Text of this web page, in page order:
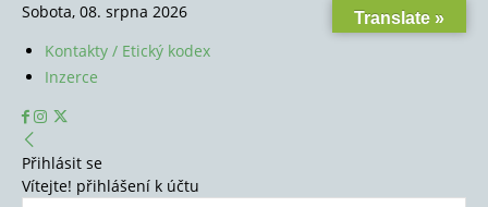
Sobota, 08. srpna 2026
Kontakty / Etický kodex
Inzerce
Přihlásit se
Vítejte! přihlášení k účtu
Translate »